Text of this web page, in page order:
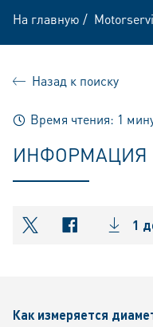
На главную /
Назад к поиску
Время чтения: 1
ИНФОРМАЦИЯ
shareOntwitter 1
Как измеряется